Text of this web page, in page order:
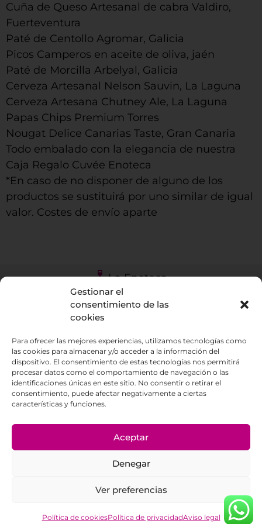
Gestionar el
consentimiento de las
cookies
Para ofrecer las mejores experiencias, utilizamos tecnologías como
las cookies para almacenar y/o acceder a la información del
dispositivo. El consentimiento de estas tecnologías nos permitirá
procesar datos como el comportamiento de navegación o las
identificaciones únicas en este sitio. No consentir o retirar el
consentimiento, puede afectar negativamente a ciertas
características y funciones.
Aceptar
Denegar
Ver preferencias
Política de cookiesPolítica de privacidadAviso legal
Cuña de Queso Artesanal de cabra Valdiro,
Fuerteventura
Paté de Centollo Agromar, Galicia
Picos Camperos en aceite de oliva, jaén
Paté de Morcilla Arbelyal, Galicia
Cerveza Artesanal Nelson Sauvin, La Laguna
Cerveza Artesana Chutney Ale, La Laguna
Papas Chips Premium Torres
Nougat Delice Canarias Taste, Gran Canaria
Todo embalado con la elegancia de nuestra
Caja Regalo Cuvée Enoteca
*En caso de no disponer de alguno de los
productos se sustituirá por uno similar de igual
valor. Costes de envío aparte
La Enoteca
686588350
Visítanos en C/ Escultor Estevez local 9. La
© 2023 Cuvée Enoteca Tenerife – Desarrollado
Condiciones de servicio
Política de privacidad
Política de cookies